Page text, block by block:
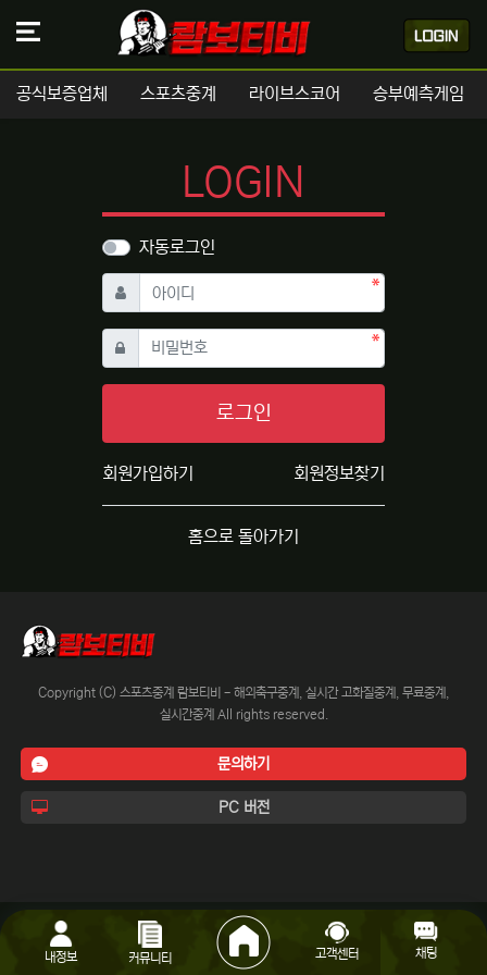
공식보증업체 스포츠중계 라이브스코어 승부예측게임
LOGIN
자동로그인
아이디 필수
비밀번호필수
로그인
회원가입하기 회원정보찾기
홈으로 돌아가기
Copyright (C) 스포츠중계 람보티비 - 해외축구중계, 실시간 고화질중계, 무료중계,
실시간중계 All rights reserved.
문의하기
PC 버전
내정보 커뮤니티 고객센터 채팅